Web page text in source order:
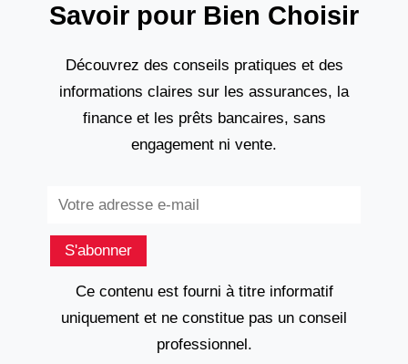
Savoir pour Bien Choisir
Découvrez des conseils pratiques et des
informations claires sur les assurances, la
finance et les prêts bancaires, sans
engagement ni vente.
S'abonner
Ce contenu est fourni à titre informatif
uniquement et ne constitue pas un conseil
professionnel.